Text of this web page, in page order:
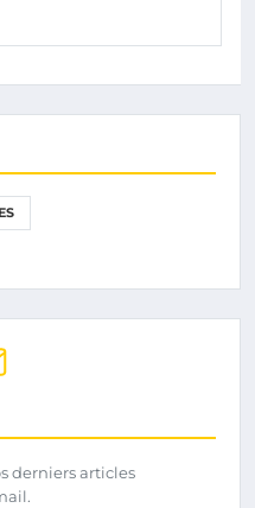
derniers articles